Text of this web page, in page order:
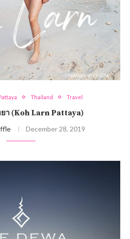
Thailand Travel
า (Koh Larn Pattaya)
December 28, 2019